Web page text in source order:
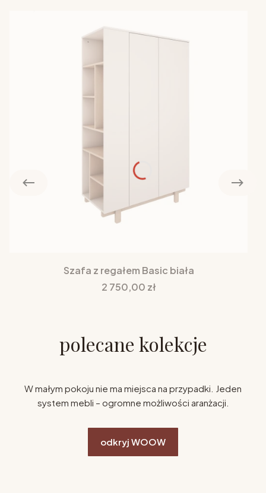
Szafa z regałem Basic biała
Cena
2 750,00 zł
polecane kolekcje
W małym pokoju nie ma miejsca na przypadki. Jeden
system mebli – ogromne możliwości aranżacji.
odkryj WOOW